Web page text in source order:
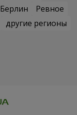
Берлин
Ревное
другие регионы